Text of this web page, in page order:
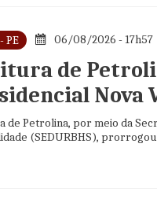
PE 06/08/2026 - 17h57
de
Nova
de Petrolina, por meio da
(SEDURBHS), prorrogou